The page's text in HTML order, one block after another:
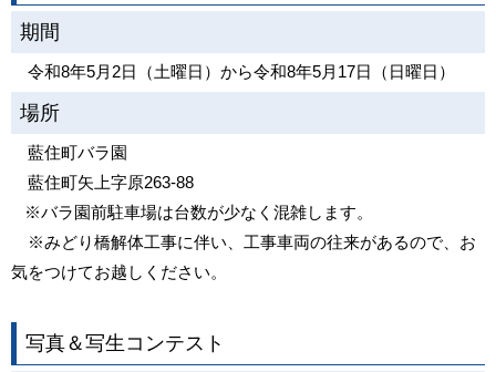
期間
令和8年5月2日（土曜日）から令和8年5月17日（日曜日）
場所
藍住町バラ園
藍住町矢上字原263-88
※バラ園前駐車場は台数が少なく混雑します。
※みどり橋解体工事に伴い、工事車両の往来があるので、お
気をつけてお越しください。
写真＆写生コンテスト